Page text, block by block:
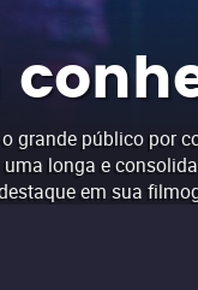
grande público
longa e
em sua